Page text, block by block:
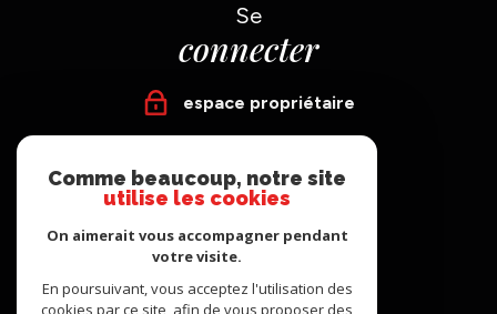
Se
connecter
espace propriétaire
suivre
Nous
Comme beaucoup, notre site
utilise les cookies
On aimerait vous accompagner pendant
votre visite.
En poursuivant, vous acceptez l'utilisation des
cookies par ce site, afin de vous proposer des